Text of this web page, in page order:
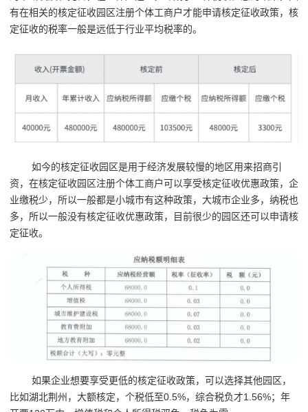
有在相关的核定征收园区注册个体工商户才能申请核定征收政策，核
定征收的税率一般是远低于行业平均税率的。
如今的核定征收园区是用于经济发展较慢的地区用来招商引
资，在核定征收园区注册个体工商户可以享受核定征收优惠政策，企
业缴税少，所以一般都是小城市有这种政策，大城市企业多，纳税也
多，所以一般没有核定征收优惠政策，目前很少的园区还可以申请核
定征收。
如果企业想要享受更低的核定征收政策，可以选择其他园区，
比如湖北荆州，大额核定，个税低至0.5%，综合税负才1.56%；年